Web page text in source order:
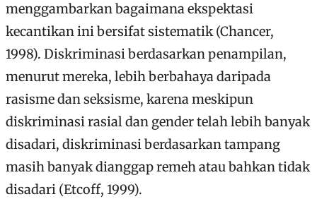
menggambarkan bagaimana ekspektasi
kecantikan ini bersifat sistematik (Chancer,
1998). Diskriminasi berdasarkan penampilan,
menurut mereka, lebih berbahaya daripada
rasisme dan seksisme, karena meskipun
diskriminasi rasial dan gender telah lebih banyak
disadari, diskriminasi berdasarkan tampang
masih banyak dianggap remeh atau bahkan tidak
disadari (Etcoff, 1999).